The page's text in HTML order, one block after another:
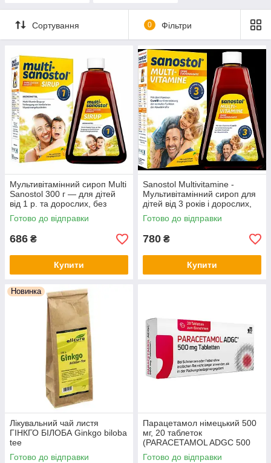
Сортування 0 Фільтри
Мультивітамінний сироп Multi
Sanostol 300 г — для дітей
від 1 р. та дорослих, без
цукру, з апельсиновим
смаком, Німеччина
Готово до відправки
686 ₴
Купити
Sanostol Multivitamine -
Мультивітамінний сироп для
дітей від 3 років і дорослих,
без цукру, з натуральним
апельсиновим смаком
Готово до відправки
780 ₴
Купити
Новинка
Лікувальний чай листя
ГІНКГО БІЛОБА Ginkgo biloba
tee
Готово до відправки
Парацетамол німецький 500
мг, 20 таблеток
(PARACETAMOL ADGC 500
mg Tabletten, 20 St.)
Готово до відправки